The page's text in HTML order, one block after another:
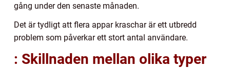
gång under den senaste månaden.
Det är tydligt att flera appar kraschar är ett utbredd
problem som påverkar ett stort antal användare.
: Skillnaden mellan olika typer